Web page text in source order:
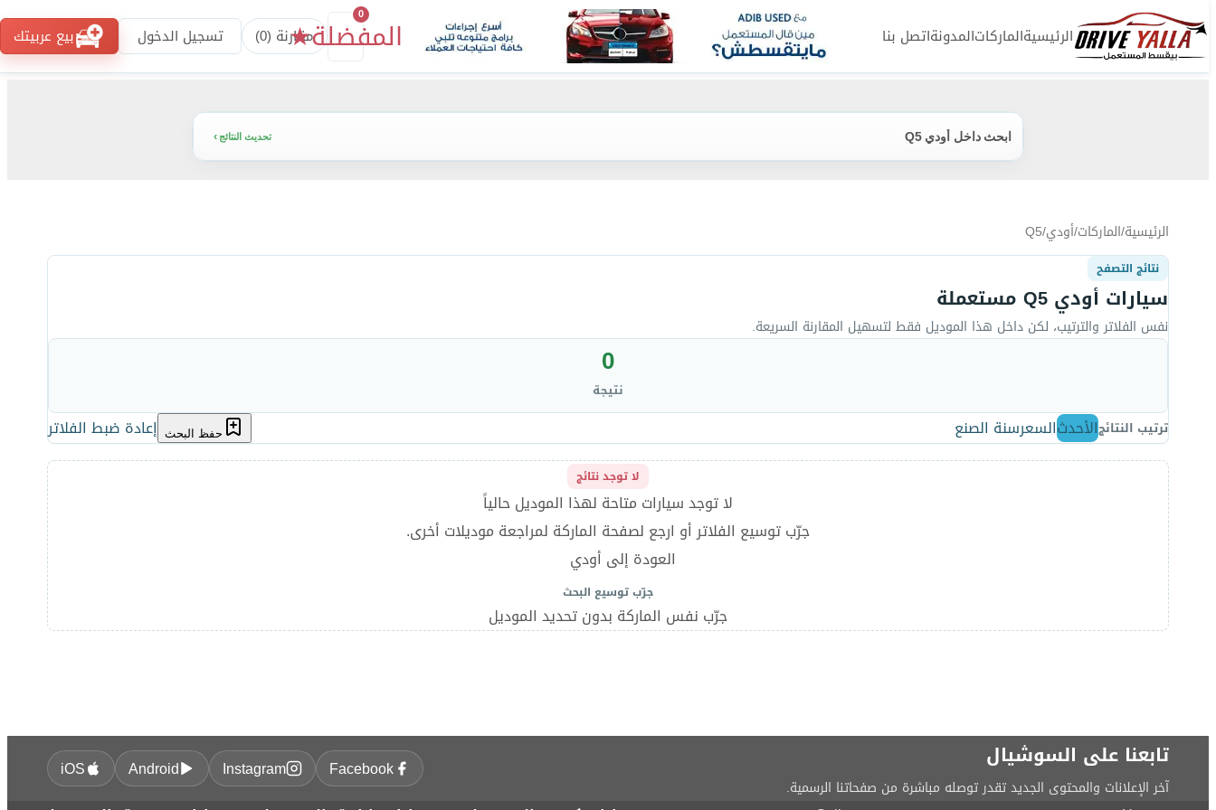
الرئيسيةالماركاتالمدونةاتصل بنا المفضلة
0
★
مقارنة (0
) تسجيل الدخول بيع عربيتك
ابحث داخل أودي Q5 تحديث النتائج
الرئيسية/الماركات/أودي/
Q5
نتائج التصفح
سيارات أودي Q5 مستعملة
نفس الفلاتر والترتيب، لكن داخل هذا الموديل فقط لتسهيل المقارنة السريعة.
0
نتيجة
ترتيب النتائجالأحدثالسعرسنة الصنع حفظ البحث إعادة ضبط الفلاتر
لا توجد نتائج
لا توجد سيارات متاحة لهذا الموديل حالياً
جرّب توسيع الفلاتر أو ارجع لصفحة الماركة لمراجعة موديلات أخرى.
العودة إلى أودي
جرّب توسيع البحث
جرّب نفس الماركة بدون تحديد الموديل
تابعنا على السوشيال
آخر الإعلانات والمحتوى الجديد تقدر توصله مباشرة من صفحاتنا الرسمية.
Facebook
Instagram
Android
iOS